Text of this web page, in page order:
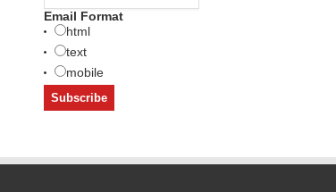
Email Format
html
text
mobile